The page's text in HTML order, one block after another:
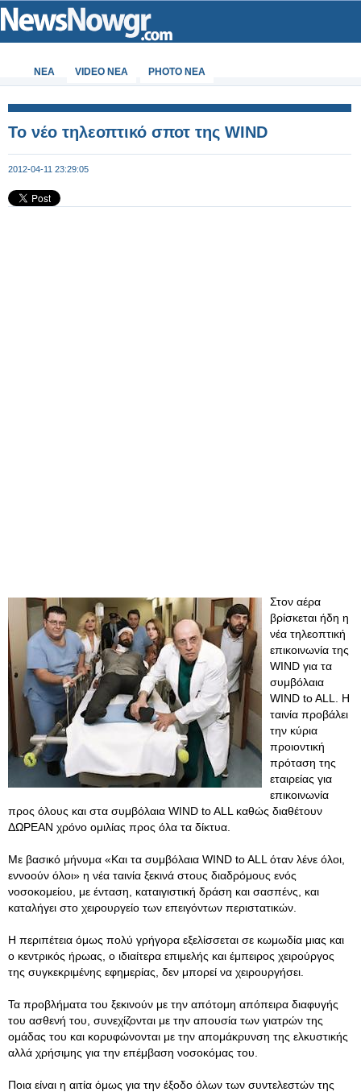
ΝΕΑ VIDEO NEA PHOTO NEA
To νέο τηλεοπτικό σποτ της WIND
2012-04-11 23:29:05
Στον αέρα
βρίσκεται ήδη η
νέα τηλεοπτική
επικοινωνία της
WIND για τα
συμβόλαια
WIND to ALL. Η
ταινία προβάλει
την κύρια
προιοντική
πρόταση της
εταιρείας για
επικοινωνία
προς όλους και στα συμβόλαια WIND to ALL καθώς διαθέτουν
ΔΩΡΕΑΝ χρόνο ομιλίας προς όλα τα δίκτυα.
Με βασικό μήνυμα «Και τα συμβόλαια WIND to ALL όταν λένε όλοι,
εννοούν όλοι» η νέα ταινία ξεκινά στους διαδρόμους ενός
νοσοκομείου, με ένταση, καταιγιστική δράση και σασπένς, και
καταλήγει στο χειρουργείο των επειγόντων περιστατικών.
Η περιπέτεια όμως πολύ γρήγορα εξελίσσεται σε κωμωδία μιας και
ο κεντρικός ήρωας, ο ιδιαίτερα επιμελής και έμπειρος χειρούργος
της συγκεκριμένης εφημερίας, δεν μπορεί να χειρουργήσει.
Τα προβλήματα του ξεκινούν με την απότομη απόπειρα διαφυγής
του ασθενή του, συνεχίζονται με την απουσία των γιατρών της
ομάδας του και κορυφώνονται με την απομάκρυνση της ελκυστικής
αλλά χρήσιμης για την επέμβαση νοσοκόμας του.
Ποια είναι η αιτία όμως για την έξοδο όλων των συντελεστών της